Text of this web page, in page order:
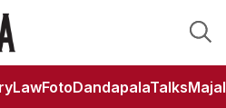
FotoDandapalaTalks